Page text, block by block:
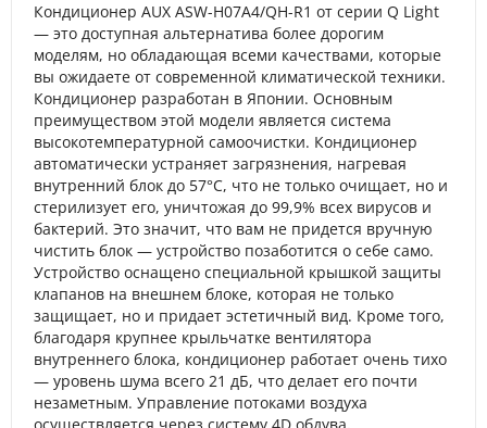
Кондиционер AUX ASW-H07A4/QH-R1 от серии Q Light
— это доступная альтернатива более дорогим
моделям, но обладающая всеми качествами, которые
вы ожидаете от современной климатической техники.
Кондиционер разработан в Японии. Основным
преимуществом этой модели является система
высокотемпературной самоочистки. Кондиционер
автоматически устраняет загрязнения, нагревая
внутренний блок до 57°C, что не только очищает, но и
стерилизует его, уничтожая до 99,9% всех вирусов и
бактерий. Это значит, что вам не придется вручную
чистить блок — устройство позаботится о себе само.
Устройство оснащено специальной крышкой защиты
клапанов на внешнем блоке, которая не только
защищает, но и придает эстетичный вид. Кроме того,
благодаря крупнее крыльчатке вентилятора
внутреннего блока, кондиционер работает очень тихо
— уровень шума всего 21 дБ, что делает его почти
незаметным. Управление потоками воздуха